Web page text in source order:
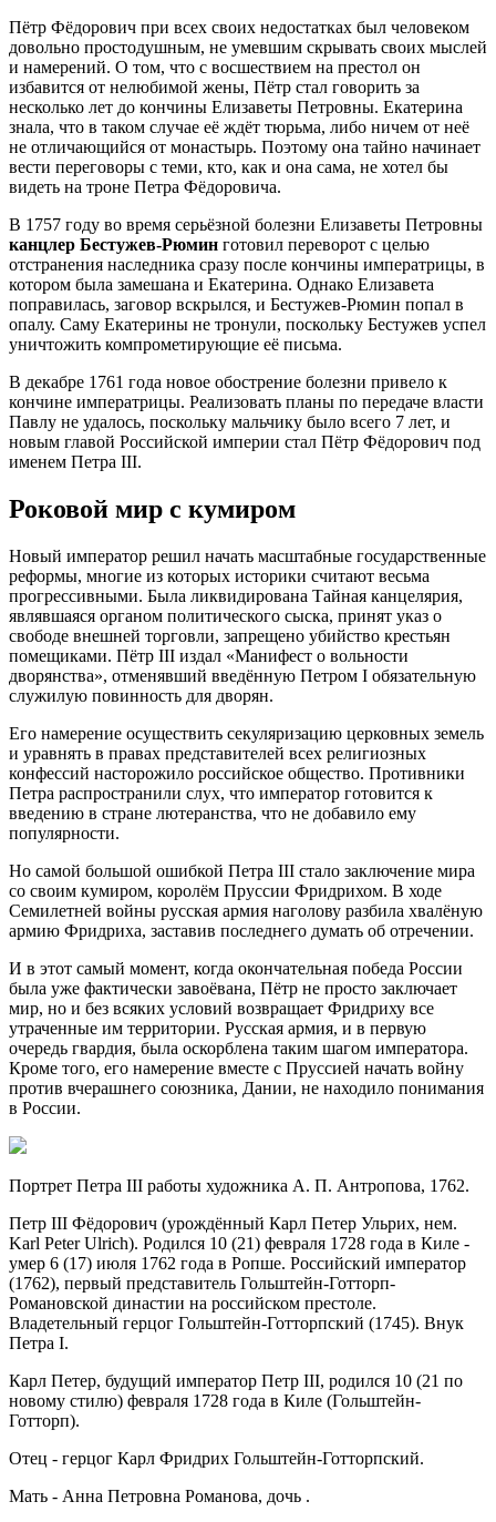
Пётр Фёдорович при всех своих недостатках был человеком
довольно простодушным, не умевшим скрывать своих мыслей
и намерений. О том, что с восшествием на престол он
избавится от нелюбимой жены, Пётр стал говорить за
несколько лет до кончины Елизаветы Петровны. Екатерина
знала, что в таком случае её ждёт тюрьма, либо ничем от неё
не отличающийся от монастырь. Поэтому она тайно начинает
вести переговоры с теми, кто, как и она сама, не хотел бы
видеть на троне Петра Фёдоровича.
В 1757 году во время серьёзной болезни Елизаветы Петровны
канцлер Бестужев-Рюмин готовил переворот с целью
отстранения наследника сразу после кончины императрицы, в
котором была замешана и Екатерина. Однако Елизавета
поправилась, заговор вскрылся, и Бестужев-Рюмин попал в
опалу. Саму Екатерины не тронули, поскольку Бестужев успел
уничтожить компрометирующие её письма.
В декабре 1761 года новое обострение болезни привело к
кончине императрицы. Реализовать планы по передаче власти
Павлу не удалось, поскольку мальчику было всего 7 лет, и
новым главой Российской империи стал Пётр Фёдорович под
именем Петра III.
Роковой мир с кумиром
Новый император решил начать масштабные государственные
реформы, многие из которых историки считают весьма
прогрессивными. Была ликвидирована Тайная канцелярия,
являвшаяся органом политического сыска, принят указ о
свободе внешней торговли, запрещено убийство крестьян
помещиками. Пётр III издал «Манифест о вольности
дворянства», отменявший введённую Петром I обязательную
служилую повинность для дворян.
Его намерение осуществить секуляризацию церковных земель
и уравнять в правах представителей всех религиозных
конфессий насторожило российское общество. Противники
Петра распространили слух, что император готовится к
введению в стране лютеранства, что не добавило ему
популярности.
Но самой большой ошибкой Петра III стало заключение мира
со своим кумиром, королём Пруссии Фридрихом. В ходе
Семилетней войны русская армия наголову разбила хвалёную
армию Фридриха, заставив последнего думать об отречении.
И в этот самый момент, когда окончательная победа России
была уже фактически завоёвана, Пётр не просто заключает
мир, но и без всяких условий возвращает Фридриху все
утраченные им территории. Русская армия, и в первую
очередь гвардия, была оскорблена таким шагом императора.
Кроме того, его намерение вместе с Пруссией начать войну
против вчерашнего союзника, Дании, не находило понимания
в России.
Портрет Петра III работы художника А. П. Антропова, 1762.
Петр III Фёдорович (урождённый Карл Петер Ульрих, нем.
Karl Peter Ulrich). Родился 10 (21) февраля 1728 года в Киле -
умер 6 (17) июля 1762 года в Ропше. Российский император
(1762), первый представитель Гольштейн-Готторп-
Романовской династии на российском престоле.
Владетельный герцог Гольштейн-Готторпский (1745). Внук
Петра I.
Карл Петер, будущий император Петр III, родился 10 (21 по
новому стилю) февраля 1728 года в Киле (Гольштейн-
Готторп).
Отец - герцог Карл Фридрих Гольштейн-Готторпский.
Мать - Анна Петровна Романова, дочь .